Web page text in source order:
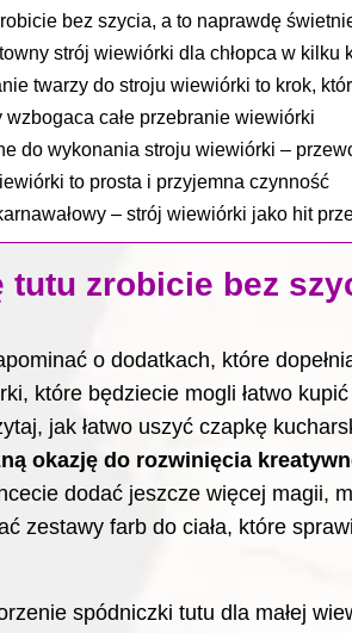
bez szycia, a to naprawdę
strój wiewiórki dla chłopca w kilku
twarzy do stroju wiewiórki to krok,
całe przebranie wiewiórki
do wykonania stroju wiewiórki –
to prosta i przyjemna czynność
– strój wiewiórki jako hit
tutu zrobicie bez
o dodatkach, które
które będziecie mogli łatwo
jak łatwo uszyć czapkę
okazję do rozwinięcia
dodać jeszcze więcej magii,
zestawy farb do ciała, które
spódniczki tutu dla małej